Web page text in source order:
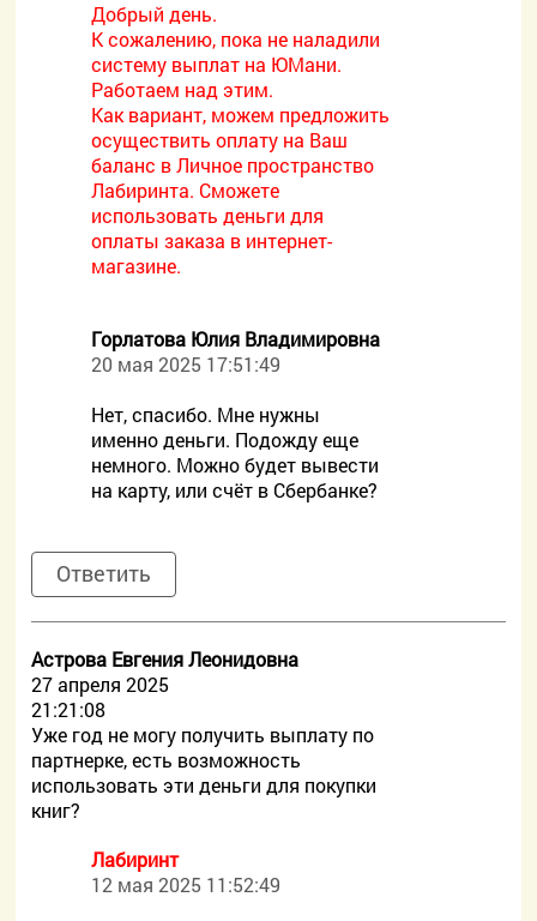
Добрый день.
К сожалению, пока не наладили
систему выплат на ЮМани.
Работаем над этим.
Как вариант, можем предложить
осуществить оплату на Ваш
баланс в Личное пространство
Лабиринта. Сможете
использовать деньги для
оплаты заказа в интернет-
магазине.
Горлатова Юлия Владимировна
20 мая 2025 17:51:49
Нет, спасибо. Мне нужны
именно деньги. Подожду еще
немного. Можно будет вывести
на карту, или счёт в Сбербанке?
Ответить
Астрова Евгения Леонидовна
27 апреля 2025
21:21:08
Уже год не могу получить выплату по
партнерке, есть возможность
использовать эти деньги для покупки
книг?
Лабиринт
12 мая 2025 11:52:49